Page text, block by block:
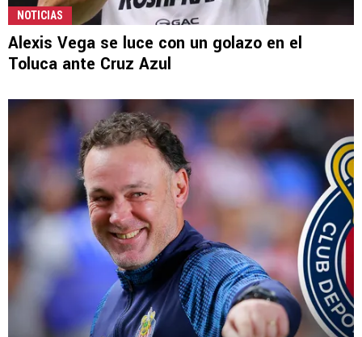
NOTICIAS
Alexis Vega se luce con un golazo en el
Toluca ante Cruz Azul